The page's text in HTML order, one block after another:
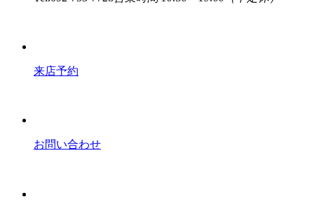
来店予約
お問い合わせ